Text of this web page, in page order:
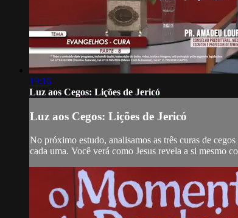
19:16
Luz aos Cegos: Lições de Jericó
Luz aos Cegos: Lições de Jericó
No próximo estudo, analisamos as três curas de
cada uma. Você verá como Jesus revela a si mesmo